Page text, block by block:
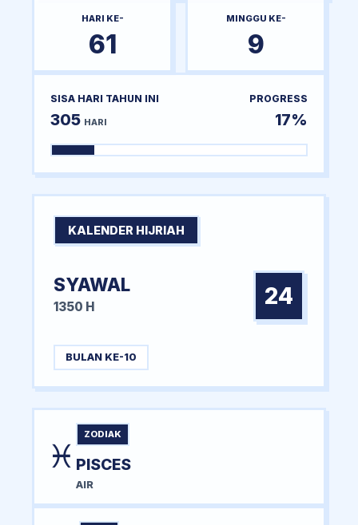
HARI KE-
61
MINGGU KE-
9
SISA HARI TAHUN INI
305 HARI
PROGRESS
17%
KALENDER HIJRIAH
SYAWAL
1350 H 24
BULAN KE-10
♓
ZODIAK
PISCES
AIR